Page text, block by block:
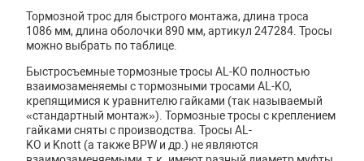
Тормозной трос для быстрого монтажа, длина троса
1086 мм, длина оболочки 890 мм, артикул 247284. Тросы
можно выбрать по таблице.
Быстросъемные тормозные тросы AL-KO полностью
взаимозаменяемы с тормозными тросами AL-KO,
крепящимися к уравнителю гайками (так называемый
«стандартный монтаж»). Тормозные тросы с креплением
гайками сняты с производства. Тросы AL -
KO и Knott (а также BPW и др.) не являются